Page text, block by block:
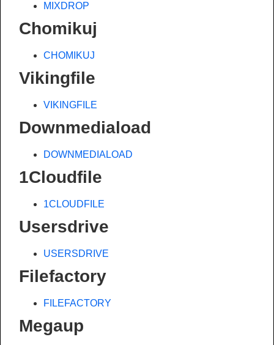
MIXDROP
Chomikuj
CHOMIKUJ
Vikingfile
VIKINGFILE
Downmediaload
DOWNMEDIALOAD
1Cloudfile
1CLOUDFILE
Usersdrive
USERSDRIVE
Filefactory
FILEFACTORY
Megaup